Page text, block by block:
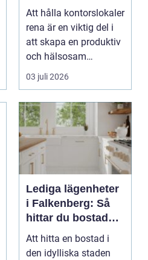
professionell
städning
Att hålla kontorslokaler
rena är en viktig del i
att skapa en produktiv
och hälsosam
arbetsmiljö. En...
03 juli 2026
Lediga lägenheter
i Falkenberg: Så
hittar du bostaden
för dig
Att hitta en bostad i
den idylliska staden